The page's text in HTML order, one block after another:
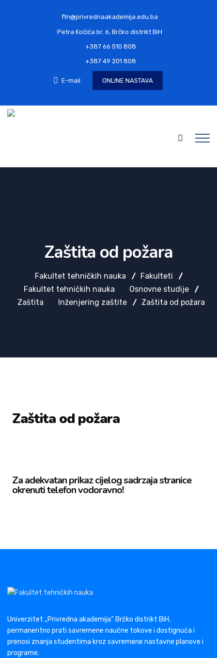
ftn@privrednaakademija.edu.ba
Petra Kočića br. 6, Brčko distrikt BiH
+387 66 510 808
+387 49 201 808
E-mail ONLINE NASTAVA
Zaštita od požara
Fakultet tehničkih nauka
Fakulteti
Fakultet tehničkih nauka
Osnovne studije
Zaštita
Inženjering zaštite Zaštita od požara
Zaštita od požara
Za adekvatan prikaz cijelog sadrzaja stranice
okrenuti telefon vodoravno!​
Univerzitet „Privredna akademija“ Brčko distrikt BiH,
permanentno prati savremene naučne tokove i dostignuća i
prenosi znanja studentima kroz savremene nastavne planove i
programe.